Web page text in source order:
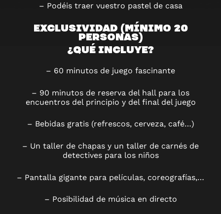
– Podéis traer vuestro pastel de casa
EXCLUSIVIDAD (MÍNIMO 20
PERSONAS)
¿QUÉ INCLUYE?
– 60 minutos de juego fascinante
– 90 minutos de reserva del hall para los
encuentros del principio y del final del juego
– Bebidas gratis (refrescos, cerveza, café…)
– Un taller de chapas y un taller de carnés de
detectives para los niños
– Pantalla gigante para películas, coreografías,…
– Posibilidad de música en directo